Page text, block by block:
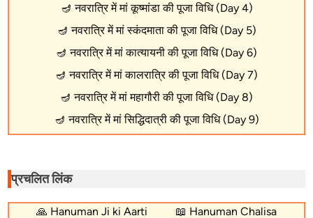
🪔 नवरात्रि में मां कूष्मांडा की पूजा विधि (Day 4)
🪔 नवरात्रि में मां स्कंदमाता की पूजा विधि (Day 5)
🪔 नवरात्रि में मां कात्यायनी की पूजा विधि (Day 6)
🪔 नवरात्रि में मां कालरात्रि की पूजा विधि (Day 7)
🪔 नवरात्रि में मां महागौरी की पूजा विधि (Day 8)
🪔 नवरात्रि में मां सिद्धिदात्री की पूजा विधि (Day 9)
प्रचलित लिंक
🙏 Hanuman Ji ki Aarti 📖 Hanuman Chalisa